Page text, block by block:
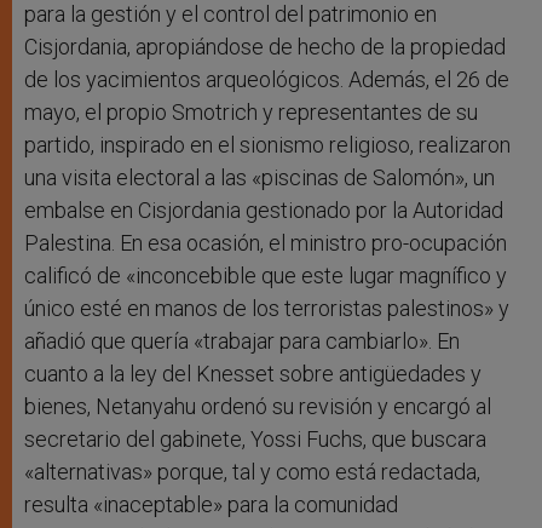
para la gestión y el control del patrimonio en
Cisjordania, apropiándose de hecho de la propiedad
de los yacimientos arqueológicos. Además, el 26 de
mayo, el propio Smotrich y representantes de su
partido, inspirado en el sionismo religioso, realizaron
una visita electoral a las «piscinas de Salomón», un
embalse en Cisjordania gestionado por la Autoridad
Palestina. En esa ocasión, el ministro pro-ocupación
calificó de «inconcebible que este lugar magnífico y
único esté en manos de los terroristas palestinos» y
añadió que quería «trabajar para cambiarlo». En
cuanto a la ley del Knesset sobre antigüedades y
bienes, Netanyahu ordenó su revisión y encargó al
secretario del gabinete, Yossi Fuchs, que buscara
«alternativas» porque, tal y como está redactada,
resulta «inaceptable» para la comunidad